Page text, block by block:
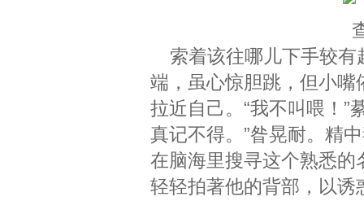
索着该往哪儿下手较有
端，虽心惊胆跳，但小
拉近自己。“我不叫喂！”
真记不得。”昝晃耐。精
在脑海里搜寻这个熟悉
轻轻拍著他的背部，以